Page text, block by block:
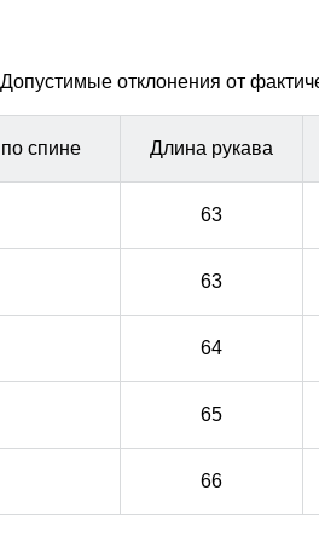
различных внешних
ветер.
Допустимые отклонения от
спине Длина рукава
63
63
64
65
66